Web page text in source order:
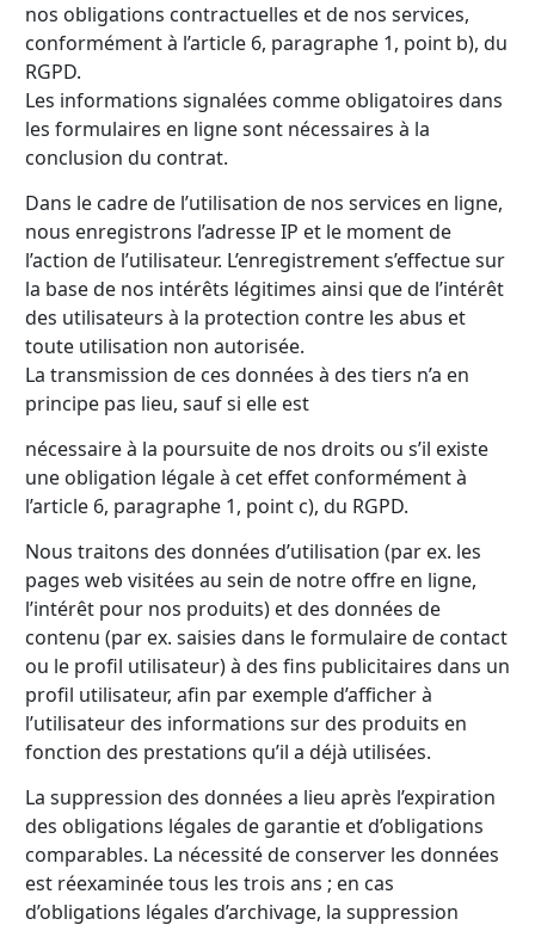
nos obligations contractuelles et de nos services,
conformément à l’article 6, paragraphe 1, point b), du
RGPD.
Les informations signalées comme obligatoires dans
les formulaires en ligne sont nécessaires à la
conclusion du contrat.
Dans le cadre de l’utilisation de nos services en ligne,
nous enregistrons l’adresse IP et le moment de
l’action de l’utilisateur. L’enregistrement s’effectue sur
la base de nos intérêts légitimes ainsi que de l’intérêt
des utilisateurs à la protection contre les abus et
toute utilisation non autorisée.
La transmission de ces données à des tiers n’a en
principe pas lieu, sauf si elle est
nécessaire à la poursuite de nos droits ou s’il existe
une obligation légale à cet effet conformément à
l’article 6, paragraphe 1, point c), du RGPD.
Nous traitons des données d’utilisation (par ex. les
pages web visitées au sein de notre offre en ligne,
l’intérêt pour nos produits) et des données de
contenu (par ex. saisies dans le formulaire de contact
ou le profil utilisateur) à des fins publicitaires dans un
profil utilisateur, afin par exemple d’afficher à
l’utilisateur des informations sur des produits en
fonction des prestations qu’il a déjà utilisées.
La suppression des données a lieu après l’expiration
des obligations légales de garantie et d’obligations
comparables. La nécessité de conserver les données
est réexaminée tous les trois ans ; en cas
d’obligations légales d’archivage, la suppression